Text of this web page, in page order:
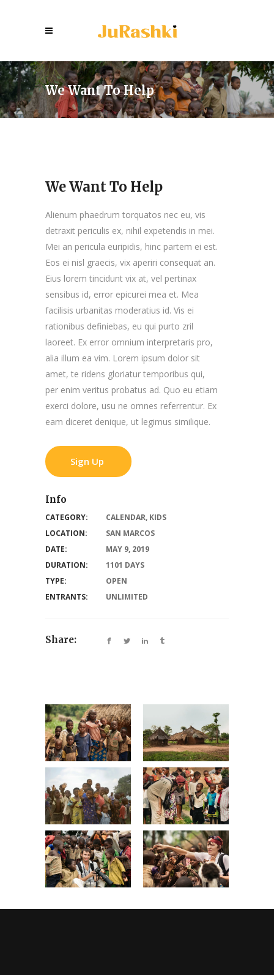
We Want To Help
We Want To Help
Alienum phaedrum torquatos nec eu, vis
detraxit periculis ex, nihil expetendis in mei.
Mei an pericula euripidis, hinc partem ei est.
Eos ei nisl graecis, vix aperiri consequat an.
Eius lorem tincidunt vix at, vel pertinax
sensibus id, error epicurei mea et. Mea
facilisis urbanitas moderatius id. Vis ei
rationibus definiebas, eu qui purto zril
laoreet. Ex error omnium interpretaris pro,
alia illum ea vim. Lorem ipsum dolor sit
amet, te ridens gloriatur temporibus qui,
per enim veritus probatus ad. Quo eu etiam
exerci dolore, usu ne omnes referrentur. Ex
eam diceret denique, ut legimus similique.
Sign Up
Info
CATEGORY: CALENDAR, KIDS
LOCATION:
SAN MARCOS
DATE:
MAY 9, 2019
DURATION:
1101 DAYS
TYPE:
OPEN
ENTRANTS:
UNLIMITED
Share: